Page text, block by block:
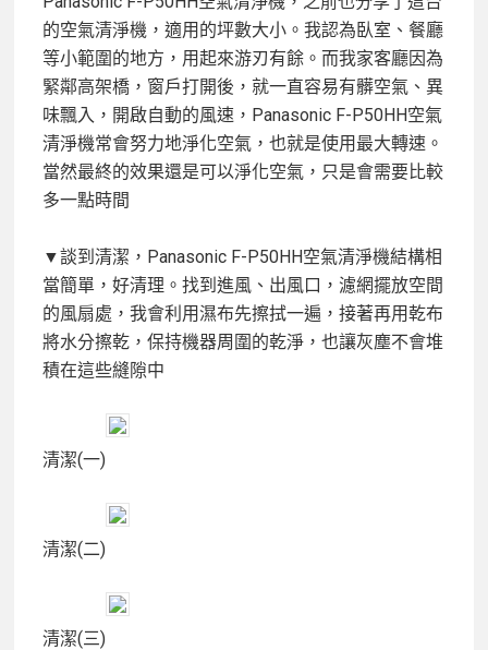
的空氣清淨機，適用的坪數大小。我認為臥室、餐廳
等小範圍的地方，用起來游刃有餘。而我家客廳因為
緊鄰高架橋，窗戶打開後，就一直容易有髒空氣、異
味飄入，開啟自動的風速，Panasonic F-P50HH空氣
清淨機常會努力地淨化空氣，也就是使用最大轉速。
當然最終的效果還是可以淨化空氣，只是會需要比較
多一點時間
▼談到清潔，Panasonic F-P50HH空氣清淨機結構相
當簡單，好清理。找到進風、出風口，濾網擺放空間
的風扇處，我會利用濕布先擦拭一遍，接著再用乾布
將水分擦乾，保持機器周圍的乾淨，也讓灰塵不會堆
積在這些縫隙中
清潔(一)
清潔(二)
清潔(三)